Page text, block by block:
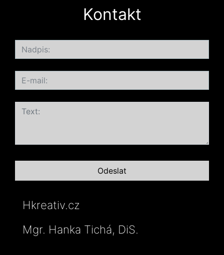
Kontakt
Hkreativ.cz
Mgr. Hanka Tichá, DiS.